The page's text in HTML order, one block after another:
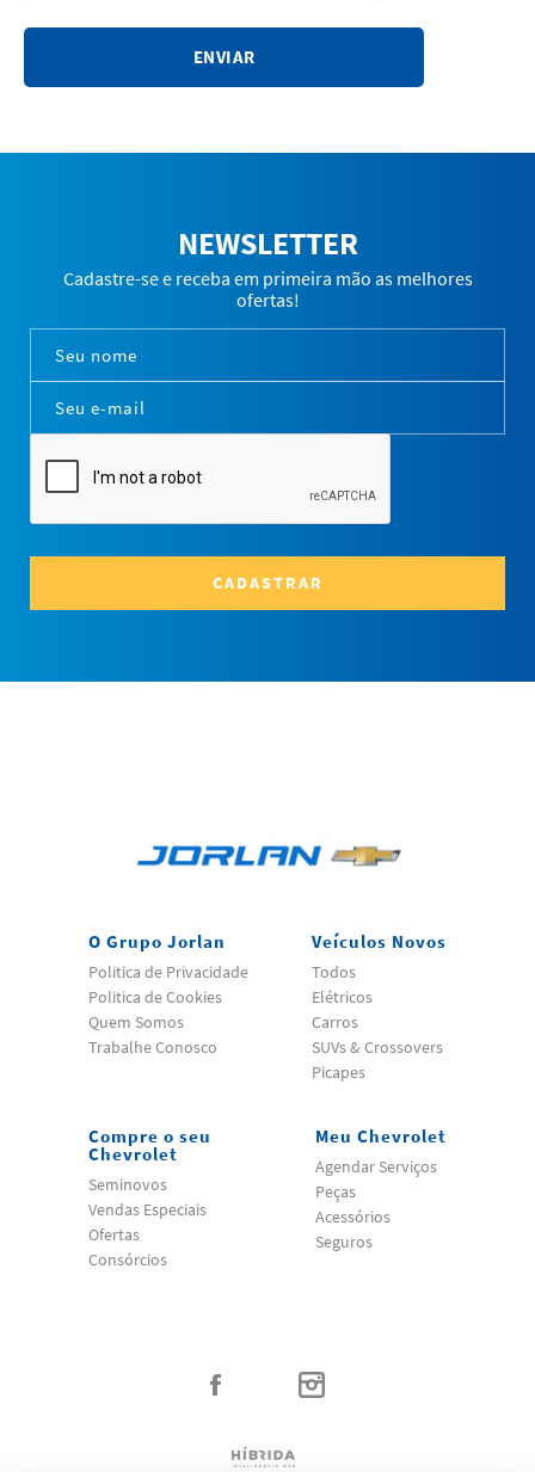
ENVIAR
NEWSLETTER
Cadastre-se e receba em primeira mão as melhores
ofertas!
CADASTRAR
O Grupo Jorlan
Politica de Privacidade
Politica de Cookies
Quem Somos
Trabalhe Conosco
Veículos Novos
Todos
Elétricos
Carros
SUVs & Crossovers
Picapes
Compre o seu
Chevrolet
Seminovos
Vendas Especiais
Ofertas
Consórcios
Meu Chevrolet
Agendar Serviços
Peças
Acessórios
Seguros